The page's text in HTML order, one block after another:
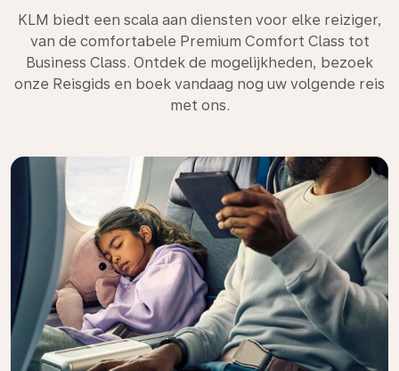
KLM biedt een scala aan diensten voor elke reiziger,
van de comfortabele Premium Comfort Class tot
Business Class. Ontdek de mogelijkheden, bezoek
onze Reisgids en boek vandaag nog uw volgende reis
met ons.